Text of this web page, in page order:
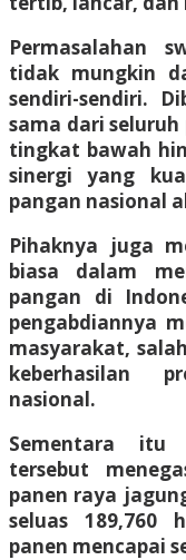
Permasalahan
tidak mungkin
sendiri-sendiri.
sama dari
tingkat bawah
sinergi yang
pangan nasional
Pihaknya juga
biasa dalam
pangan di
pengabdiannya
masyarakat,
keberhasilan
nasional.
Sementara itu
tersebut
panen raya
seluas 189,760
panen mencapai